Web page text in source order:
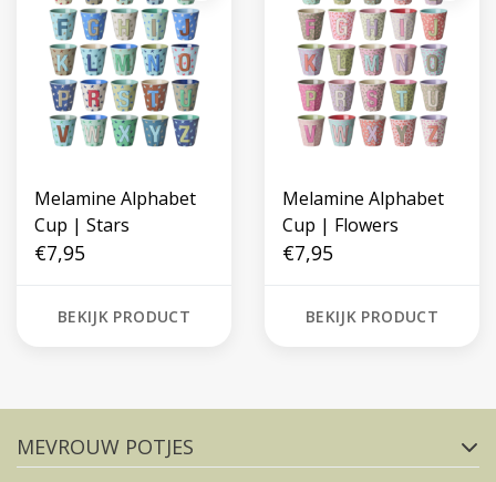
Melamine Alphabet
Cup | Stars
€7,95
BEKIJK PRODUCT
Melamine Alphabet
Cup | Flowers
€7,95
BEKIJK PRODUCT
FACEBOOK
MEVROUW POTJES